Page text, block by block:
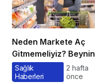
Neden Markete Aç
Gitmemeliyiz? Beynin
Satın Alma Psikolojisi
Sağlık
Haberleri
2 hafta
önce